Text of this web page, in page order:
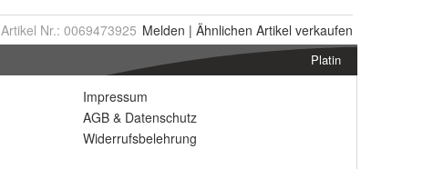
Artikel Nr.: 0069473925 Melden | Ähnlichen Artikel verkaufen
Platin
Impressum
AGB & Datenschutz
Widerrufsbelehrung